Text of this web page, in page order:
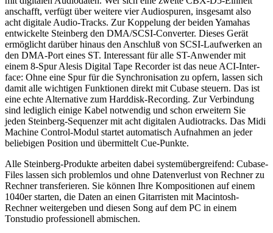
anschafft, verfügt über weitere vier Audiospuren, insgesamt also
acht digitale Audio-Tracks. Zur Koppelung der beiden Yamahas
entwickelte Steinberg den DMA/SCSI-Converter. Dieses Gerät
ermöglicht darüber hinaus den Anschluß von SCSI-Laufwerken an
den DMA-Port eines ST. Interessant für alle ST-Anwender mit
einem 8-Spur Alesis Digital Tape Recorder ist das neue ACI-Inter-
face: Ohne eine Spur für die Synchronisation zu opfern, lassen sich
damit alle wichtigen Funktionen direkt mit Cubase steuern. Das ist
eine echte Alternative zum Harddisk-Recording. Zur Verbindung
sind lediglich einige Kabel notwendig und schon erweitern Sie
jeden Steinberg-Sequenzer mit acht digitalen Audiotracks. Das Midi
Machine Control-Modul startet automatisch Aufnahmen an jeder
beliebigen Position und übermittelt Cue-Punkte.
Alle Steinberg-Produkte arbeiten dabei systemübergreifend: Cubase-
Files lassen sich problemlos und ohne Datenverlust von Rechner zu
Rechner transferieren. Sie können Ihre Kompositionen auf einem
1040er starten, die Daten an einen Gitarristen mit Macintosh-
Rechner weitergeben und diesen Song auf dem PC in einem
Tonstudio professionell abmischen.